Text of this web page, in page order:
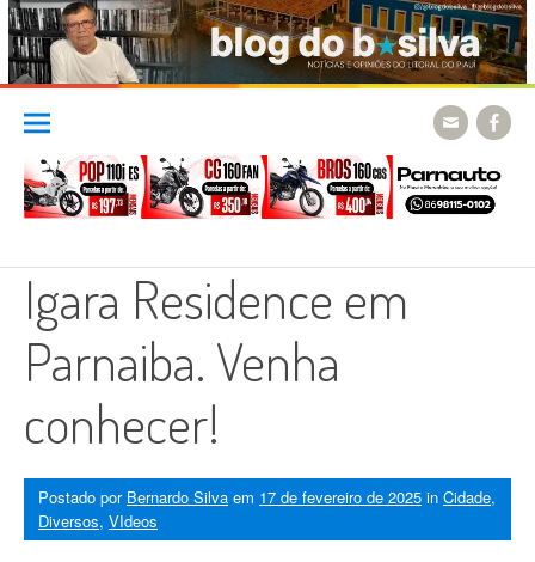
Skip
content
Igara Residence em
Parnaiba. Venha
conhecer!
Postado por Bernardo Silva em 17 de fevereiro de 2025 in Cidade,
Diversos, VIdeos